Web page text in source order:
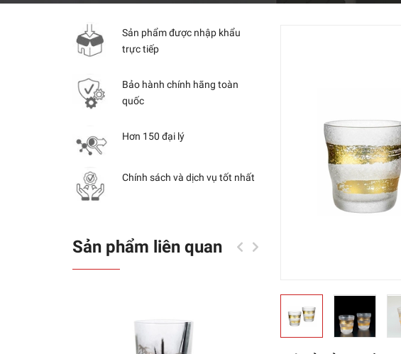
Sản phẩm được nhập khẩu
trực tiếp
Bảo hành chính hãng toàn
quốc
Hơn 150 đại lý
Chính sách và dịch vụ tốt nhất
Sản phẩm liên quan